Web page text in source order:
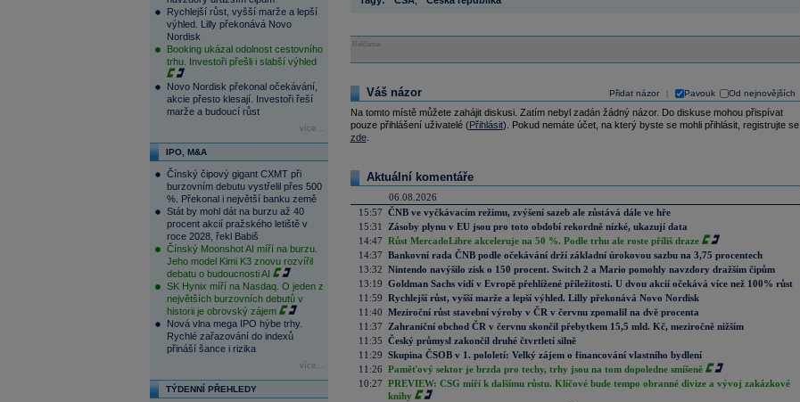
Rychlejší růst, vyšší marže a lepší
výhled. Lilly překonává Novo
Nordisk
Booking ukázal odolnost cestovního
trhu. Investoři přešli i slabší výhled
Novo Nordisk překonal očekávání,
akcie přesto klesají. Investoři řeší
marže a budoucí růst
více...
IPO, M&A
Čínský čipový gigant CXMT při
burzovním debutu vystřelil přes 500
%. Překonal i největší banku země
Stát by mohl dát na burzu až 40
procent akcií pražského letiště v
roce 2028, řekl Babiš
Čínský Moonshot AI míří na burzu.
Jeho model Kimi K3 znovu rozvířil
debatu o budoucnosti AI
SK Hynix míří na Nasdaq. O jeden z
největších burzovních debutů v
historii je obrovský zájem
Nová vlna mega IPO hýbe trhy.
Rychlé zařazování do indexů
přináší šance i rizika
více...
TÝDENNÍ PŘEHLEDY
Reklama
Přidat názor Pavouk Od nejnovějších
Váš názor
Na tomto místě můžete zahájit diskusi. Zatím nebyl zadán žádný názor. Do diskuse mohou přispívat
pouze přihlášení uživatelé (Přihlásit). Pokud nemáte účet, na který byste se mohli přihlásit, registrujte se
zde.
Aktuální komentáře
06.08.2026
15:57 ČNB ve vyčkávacím režimu, zvýšení sazeb ale zůstává dále ve hře
15:31
Zásoby plynu v EU jsou pro toto období rekordně nízké, ukazují data
14:47 Růst MercadoLibre akceleruje na 50 %. Podle trhu ale roste příliš draze
14:37 Bankovní rada ČNB podle očekávání drží základní úrokovou sazbu na 3,75 procentech
13:32 Nintendo navýšilo zisk o 150 procent. Switch 2 a Mario pomohly navzdory dražším čipům
13:19 Goldman Sachs vidí v Evropě přehlížené příležitosti. U dvou akcií očekává více než 100% růst
11:59 Rychlejší růst, vyšší marže a lepší výhled. Lilly překonává Novo Nordisk
11:40 Meziroční růst stavební výroby v ČR v červnu zpomalil na dvě procenta
11:37
Zahraniční obchod ČR v červnu skončil přebytkem 15,5 mld. Kč, meziročně nižším
11:35 Český průmysl zakončil druhé čtvrtletí silně
11:29 Skupina ČSOB v 1. pololetí: Velký zájem o financování vlastního bydlení
11:26 Paměťový sektor je brzda pro techy, trhy jsou na tom dopoledne smíšeně
10:27 PREVIEW: CSG míří k dalšímu růstu. Klíčové bude tempo obranné divize a vývoj zakázkové
knihy